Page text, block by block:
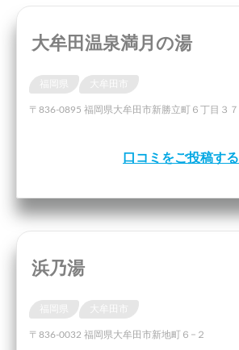
大牟田温泉満月の湯
大牟田市
〒836-0895 福岡県大牟田市新勝立町６丁目３７
口コミをご投稿する
浜乃湯
大牟田市
〒836-0032 福岡県大牟田市新地町６−２